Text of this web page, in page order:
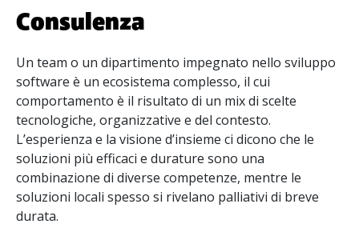
Consulenza
Un team o un dipartimento impegnato nello sviluppo
software è un ecosistema complesso, il cui
comportamento è il risultato di un mix di scelte
tecnologiche, organizzative e del contesto.
L’esperienza e la visione d’insieme ci dicono che le
soluzioni più efficaci e durature sono una
combinazione di diverse competenze, mentre le
soluzioni locali spesso si rivelano palliativi di breve
durata.